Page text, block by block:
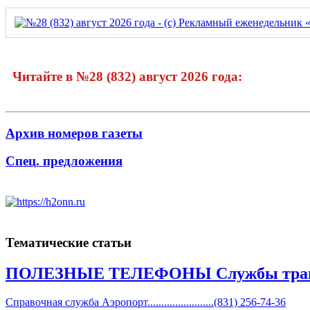
Читайте в №28 (832) август 2026 года:
Архив номеров газеты
Спец. предложения
Тематические статьи
ПОЛЕЗНЫЕ ТЕЛЕФОНЫ Службы
Справочная служба Аэропорт........................(831) 256-74-36